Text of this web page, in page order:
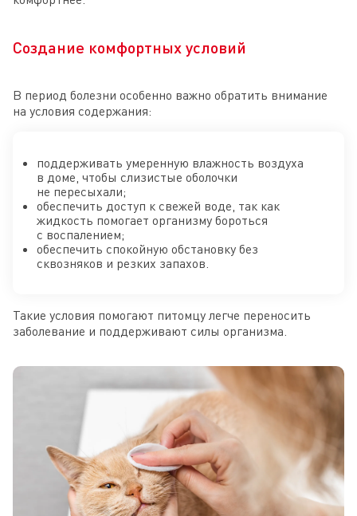
Создание комфортных условий
В период болезни особенно важно обратить внимание
на условия содержания:
поддерживать умеренную влажность воздуха
в доме, чтобы слизистые оболочки
не пересыхали;
обеспечить доступ к свежей воде, так как
жидкость помогает организму бороться
с воспалением;
обеспечить спокойную обстановку без
сквозняков и резких запахов.
Такие условия помогают питомцу легче переносить
заболевание и поддерживают силы организма.